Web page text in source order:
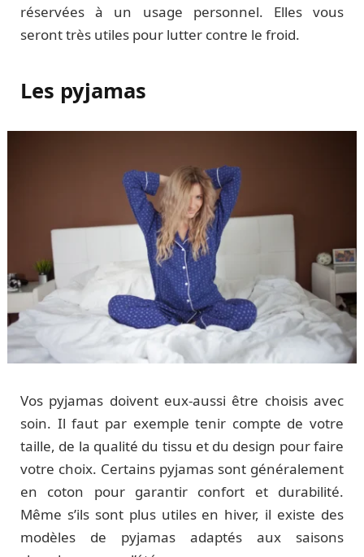
réservées à un usage personnel. Elles vous
seront très utiles pour lutter contre le froid.
Les pyjamas
Vos pyjamas doivent eux-aussi être choisis avec
soin. Il faut par exemple tenir compte de votre
taille, de la qualité du tissu et du design pour faire
votre choix. Certains pyjamas sont généralement
en coton pour garantir confort et durabilité.
Même s’ils sont plus utiles en hiver, il existe des
modèles de pyjamas adaptés aux saisons